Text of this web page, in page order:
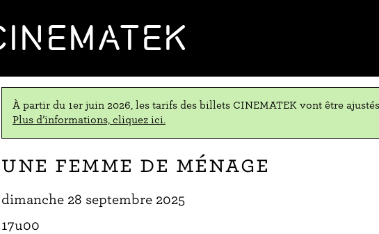
À partir du 1er juin 2026, les tarifs des billets CINEMATEK vont être
Plus d’informations, cliquez ici.
Une femme de ménage
dimanche 28 septembre 2025
17u00